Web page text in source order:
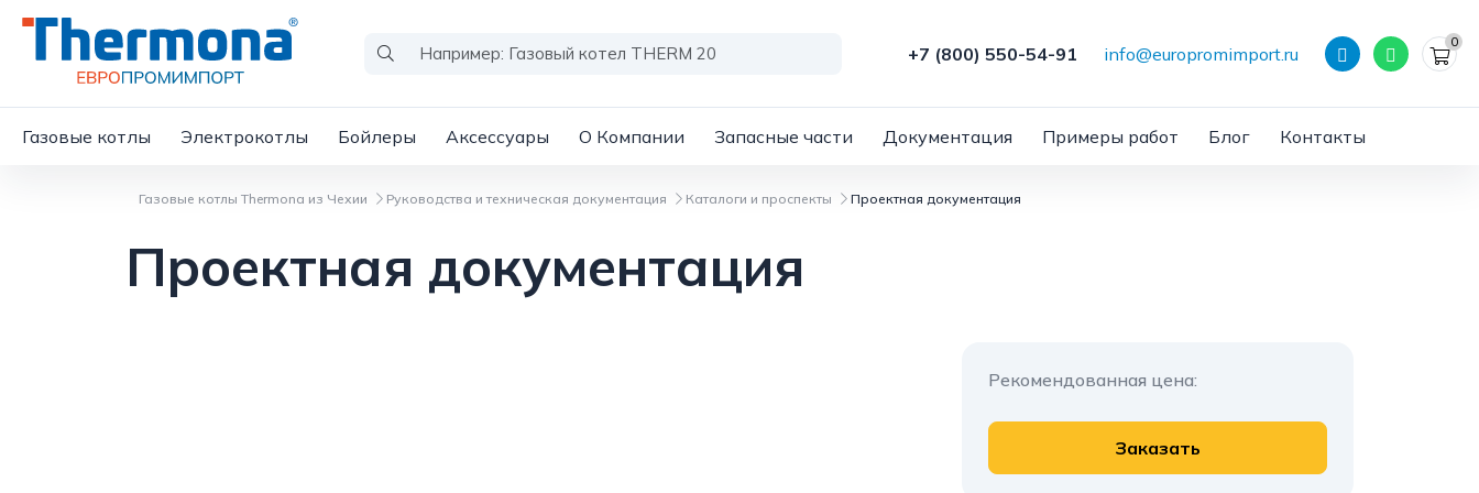
+7 (800) 550-54-91 info@europromimport.ru
0
Газовые котлы Электрокотлы Бойлеры Аксессуары О Компании Запасные части Документация Примеры работ Блог Контакты
Газовые котлы Thermona из Чехии Руководства и техническая документация Каталоги и проспекты Проектная документация
Проектная документация
Рекомендованная цена:
Заказать